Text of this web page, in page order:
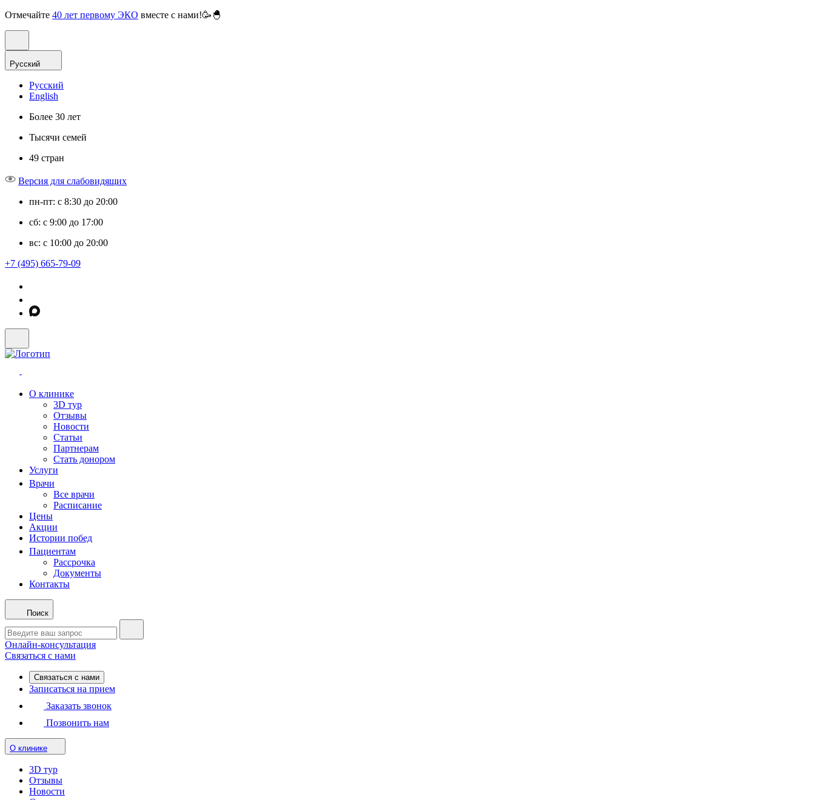
Отмечайте 40 лет первому ЭКО вместе с нами!🥳🐣
Русский
Русский
English
Более 30 лет
Тысячи семей
49 стран
Версия для слабовидящих
пн-пт: с 8:30 до 20:00
сб: с 9:00 до 17:00
вс: с 10:00 до 20:00
+7 (495) 665-79-09
О клинике
3D тур
Отзывы
Новости
Статьи
Партнерам
Стать донором
Услуги
Врачи
Все врачи
Расписание
Цены
Акции
Истории побед
Пациентам
Рассрочка
Документы
Контакты
Поиск
Онлайн-консультация
Связаться с нами
Связаться с нами
Записаться на прием
Заказать звонок
Позвонить нам
О клинике
3D тур
Отзывы
Новости